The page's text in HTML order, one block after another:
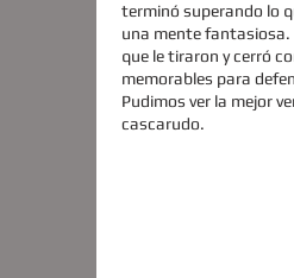
terminó superando lo
una mente fantasiosa.
que le tiraron y cerró
memorables para
Pudimos ver la mejor
cascarudo.